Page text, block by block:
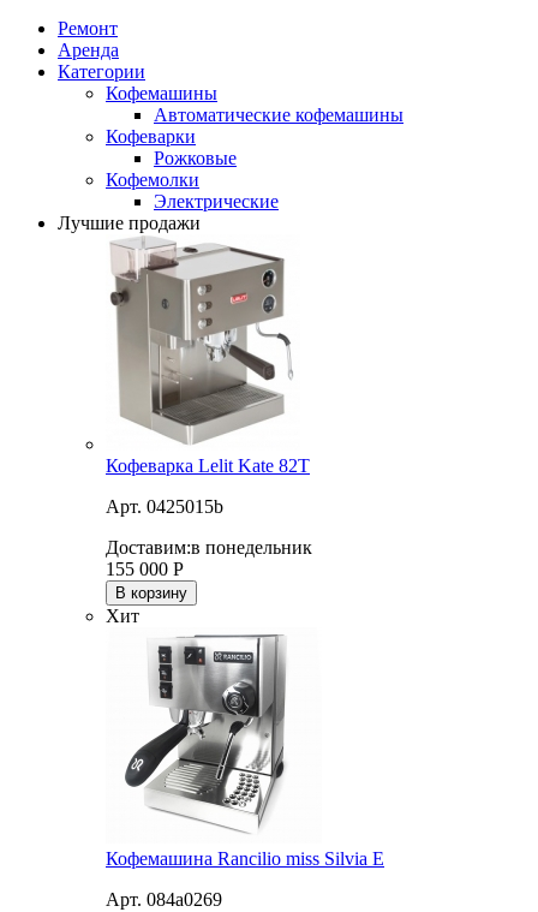
Ремонт
Аренда
Категории
Кофемашины
Автоматические кофемашины
Кофеварки
Рожковые
Кофемолки
Электрические
Лучшие продажи
Кофеварка Lelit Kate 82T
Арт. 0425015b
Доставим:в понедельник
155 000 Р
В корзину
Хит
Кофемашина Rancilio miss Silvia E
Арт. 084a0269